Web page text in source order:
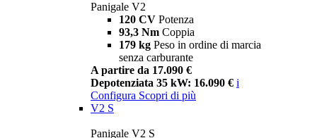
Panigale V2
120 CV Potenza
93,3 Nm Coppia
179 kg Peso in ordine di marcia
senza carburante
A partire da 17.090 €
Depotenziata 35 kW: 16.090 € i
Configura Scopri di più
V2 S
Panigale V2 S